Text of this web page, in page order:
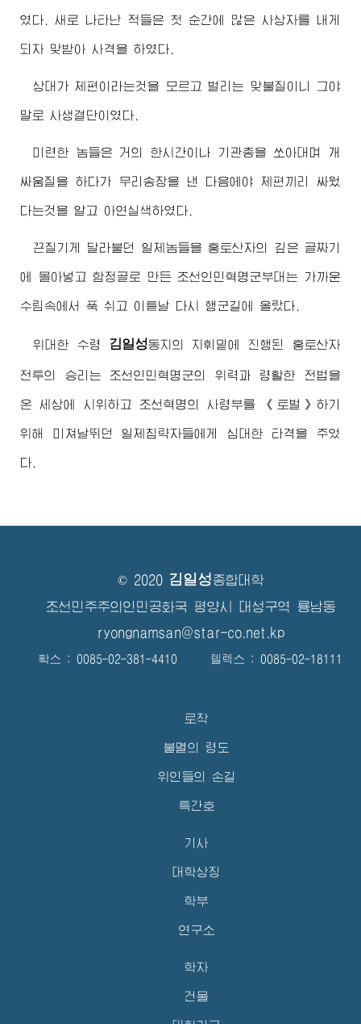
였다. 새로 나타난 적들은 첫 순간에 많은 사상자를 내게
되자 맞받아 사격을 하였다.
상대가 제편이라는것을 모르고 벌리는 맞불질이니 그야
말로 사생결단이였다.
미련한 놈들은 거의 한시간이나 기관총을 쏘아대며 개
싸움질을 하다가 무리송장을 낸 다음에야 제편끼리 싸웠
다는것을 알고 아연실색하였다.
끈질기게 달라붙던 일제놈들을 홍토산자의 깊은 골짜기
에 몰아넣고 함정골로 만든 조선인민혁명군부대는 가까운
수림속에서 푹 쉬고 이튿날 다시 행군길에 올랐다.
위대한 수령 김일성동지 의 지휘밑에 진행된 홍토산자
전투의 승리는 조선인민혁명군의 위력과 령활한 전법을
온 세상에 시위하고 조선혁명의 사령부를 《토벌》하기
위해 미쳐날뛰던 일제침략자들에게 심대한 타격을 주었
다.
© 2020 김일성종합대학
조선민주주의인민공화국 평양시 대성구역 룡남동
ryongnamsan@star-co.net.kp
확스 : 0085-02-381-4410 텔렉스 : 0085-02-18111
로작
불멸의 령도
위인들의 손길
특간호
기사
대학상징
학부
연구소
학자
건물